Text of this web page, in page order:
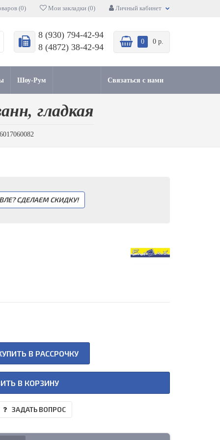
(0) Мои закладки (0) Личный кабинет
8 (930) 794-42-94
8 (4872) 38-42-94
0 0 р.
Шоу-Рум Связаться с нами
гладкая
СДЕЛАЕМ СКИДКУ!
В РАССРОЧКУ
В КОРЗИНУ
ЗАДАТЬ ВОПРОС